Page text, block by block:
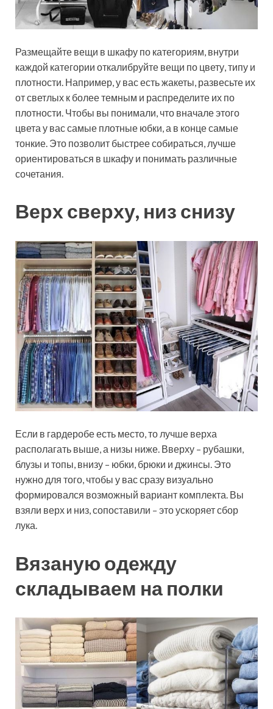
Размещайте вещи в шкафу по категориям, внутри
каждой категории откалибруйте вещи по цвету, типу и
плотности. Например, у вас есть жакеты, развесьте их
от светлых к более темным и распределите их по
плотности. Чтобы вы понимали, что вначале этого
цвета у вас самые плотные юбки, а в конце самые
тонкие. Это позволит быстрее собираться, лучше
ориентироваться в шкафу и понимать различные
сочетания.
Верх сверху, низ снизу
Если в гардеробе есть место, то лучше верха
располагать выше, а низы ниже. Вверху – рубашки,
блузы и топы, внизу – юбки, брюки и джинсы. Это
нужно для того, чтобы у вас сразу визуально
формировался возможный вариант комплекта. Вы
взяли верх и низ, сопоставили – это ускоряет сбор
лука.
Вязаную одежду
складываем на полки